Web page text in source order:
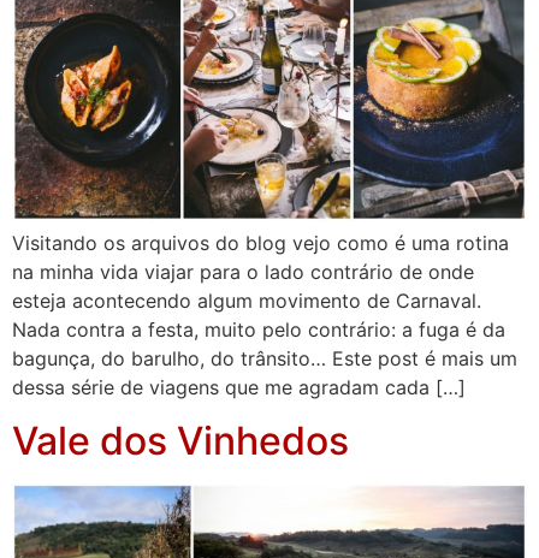
Visitando os arquivos do blog vejo como é uma rotina
na minha vida viajar para o lado contrário de onde
esteja acontecendo algum movimento de Carnaval.
Nada contra a festa, muito pelo contrário: a fuga é da
bagunça, do barulho, do trânsito… Este post é mais um
dessa série de viagens que me agradam cada […]
Vale dos Vinhedos